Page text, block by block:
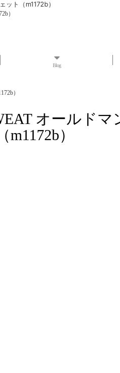
ト（m1172b）
）
Blog
）
オールド
）